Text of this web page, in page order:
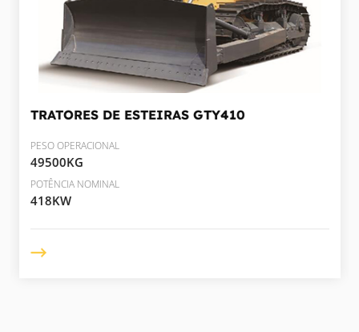
TRATORES DE ESTEIRAS GTY410
PESO OPERACIONAL
49500KG
POTÊNCIA NOMINAL
418KW